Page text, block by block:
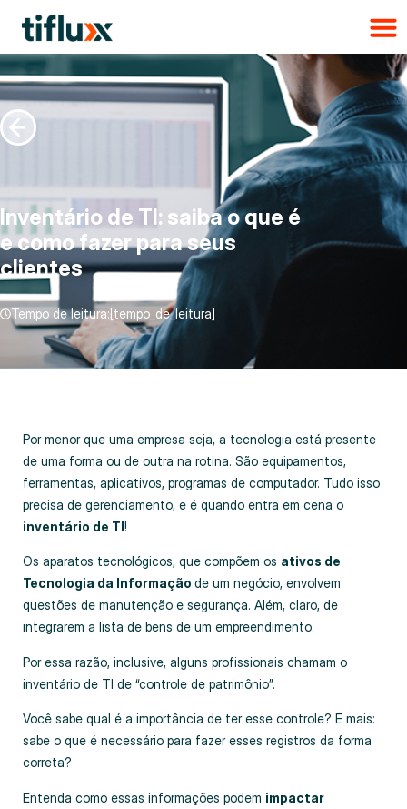
Inventário de TI: saiba o que é
e como fazer para seus
clientes
Tempo de leitura:[tempo_de_leitura]
Por menor que uma empresa seja, a tecnologia está presente
de uma forma ou de outra na rotina. São equipamentos,
ferramentas, aplicativos, programas de computador. Tudo isso
precisa de gerenciamento, e é quando entra em cena o
inventário de TI!
Os aparatos tecnológicos, que compõem os ativos de
Tecnologia da Informação de um negócio, envolvem
questões de manutenção e segurança. Além, claro, de
integrarem a lista de bens de um empreendimento.
Por essa razão, inclusive, alguns profissionais chamam o
inventário de TI de “controle de patrimônio”.
Você sabe qual é a importância de ter esse controle? E mais:
sabe o que é necessário para fazer esses registros da forma
correta?
Entenda como essas informações podem impactar